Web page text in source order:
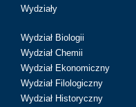
Wydziały
Wydział Biologii
Wydział Chemii
Wydział Ekonomiczny
Wydział Filologiczny
Wydział Historyczny